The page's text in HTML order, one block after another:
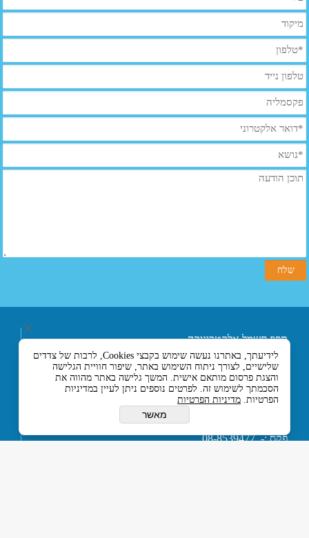
תפוז חשמל אלקטרוניקה
ובקרה בע"מ
רחוב אליעזר בן הורקנוס 5
אזור התעשייה הצפוני,
כניסה מרחוב המסגר, לוד
7129330 ישראל
פקס :- 08-8539477
לידיעתך, באתרנו נעשה שימוש בקבצי Cookies, לרבות של צדדים
שלישיים, לצורך ניתוח השימוש באתר, שיפור חוויית הגלישה
והצגת פרסום מותאם אישית. המשך גלישה באתר מהווה את
הסכמתך לשימוש זה. לפרטים נוספים ניתן לעיין במדיניות
הפרטיות. מדיניות הפרטיות
מאשר